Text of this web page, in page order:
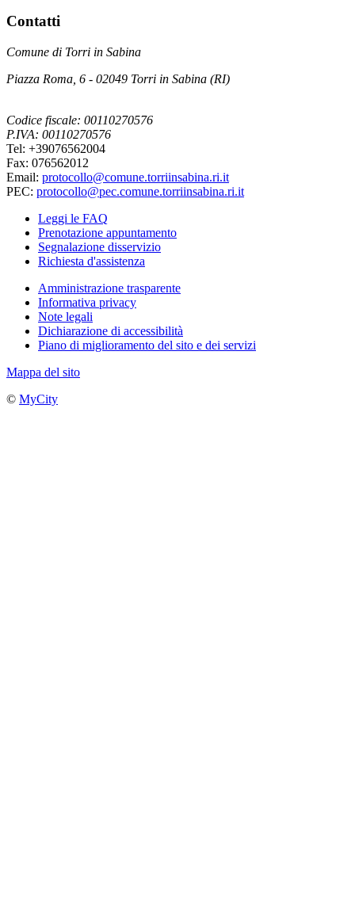
Contatti
Comune di Torri in Sabina
Piazza Roma, 6 - 02049 Torri in Sabina (RI)
Codice fiscale: 00110270576
P.IVA: 00110270576
Tel: +39076562004
Fax: 076562012
Email: protocollo@comune.torriinsabina.ri.it
PEC: protocollo@pec.comune.torriinsabina.ri.it
Leggi le FAQ
Prenotazione appuntamento
Segnalazione disservizio
Richiesta d'assistenza
Amministrazione trasparente
Informativa privacy
Note legali
Dichiarazione di accessibilità
Piano di miglioramento del sito e dei servizi
Mappa del sito
© MyCity